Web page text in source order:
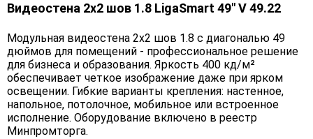
Видеостена 2x2 шов 1.8 LigaSmart 49" V 49.22
Модульная видеостена 2x2 шов 1.8 с диагональю 49
дюймов для помещений - профессиональное решение
для бизнеса и образования. Яркость 400 кд/м²
обеспечивает четкое изображение даже при ярком
освещении. Гибкие варианты крепления: настенное,
напольное, потолочное, мобильное или встроенное
исполнение. Оборудование включено в реестр
Минпромторга.